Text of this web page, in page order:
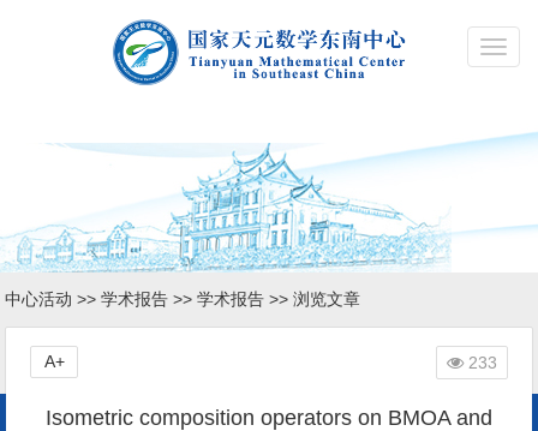
中心活动 >>学术报告 >>学术报告 >> 浏览文章
Isometric composition operators on BMOA and
233
A+